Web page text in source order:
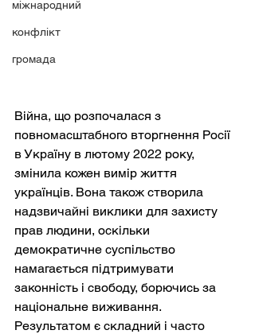
міжнародний
конфлікт
громада
Війна, що розпочалася з
повномасштабного вторгнення Росії
в Україну в лютому 2022 року,
змінила кожен вимір життя
українців. Вона також створила
надзвичайні виклики для захисту
прав людини, оскільки
демократичне суспільство
намагається підтримувати
законність і свободу, борючись за
національне виживання.
Результатом є складний і часто